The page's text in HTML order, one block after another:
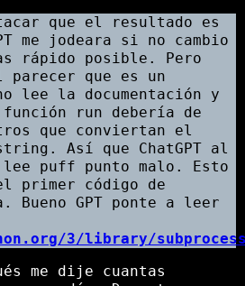
que el resultado es
me jodeara si no cambio
rápido posible. Pero
parecer que es un
lee la documentación y
run debería de
que conviertan el
Así que ChatGPT al
puff punto malo. Esto
primer código de
Bueno GPT ponte a leer
3/library/
me dije cuantas